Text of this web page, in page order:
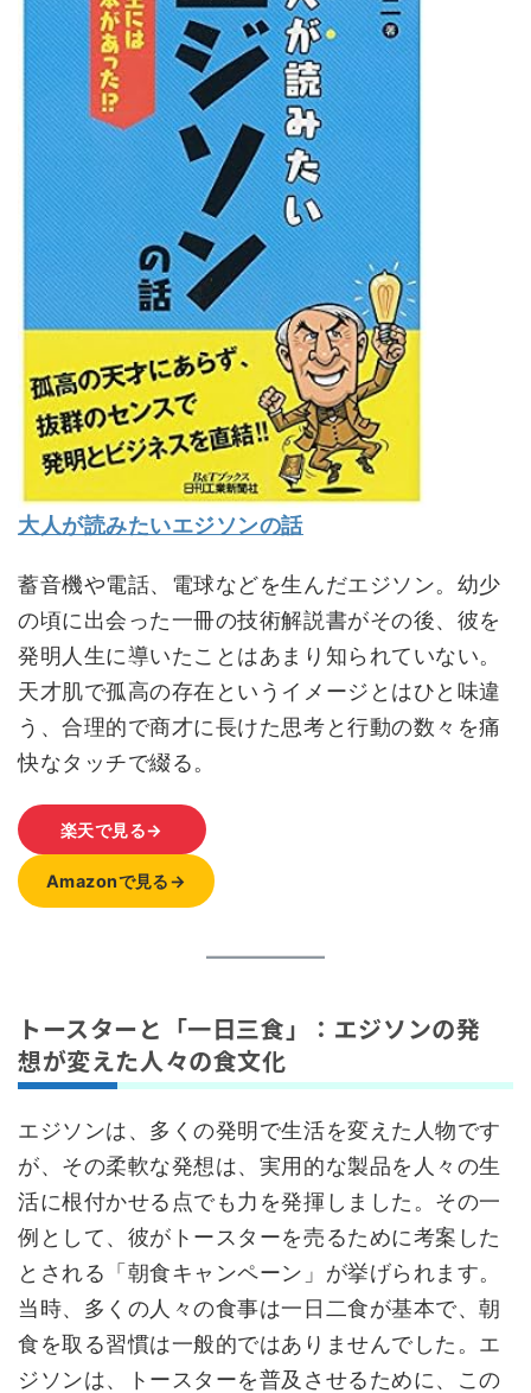
大人が読みたいエジソンの話
蓄音機や電話、電球などを生んだエジソン。幼少
の頃に出会った一冊の技術解説書がその後、彼を
発明人生に導いたことはあまり知られていない。
天才肌で孤高の存在というイメージとはひと味違
う、合理的で商才に長けた思考と行動の数々を痛
快なタッチで綴る。
楽天で見る→
Amazonで見る→
トースターと「一日三食」：エジソンの発
想が変えた人々の食文化
エジソンは、多くの発明で生活を変えた人物です
が、その柔軟な発想は、実用的な製品を人々の生
活に根付かせる点でも力を発揮しました。その一
例として、彼がトースターを売るために考案した
とされる「朝食キャンペーン」が挙げられます。
当時、多くの人々の食事は一日二食が基本で、朝
食を取る習慣は一般的ではありませんでした。エ
ジソンは、トースターを普及させるために、この